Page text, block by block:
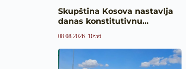
Skupština Kosova nastavlja
danas konstitutivnu…
08.08.2026. 10:56